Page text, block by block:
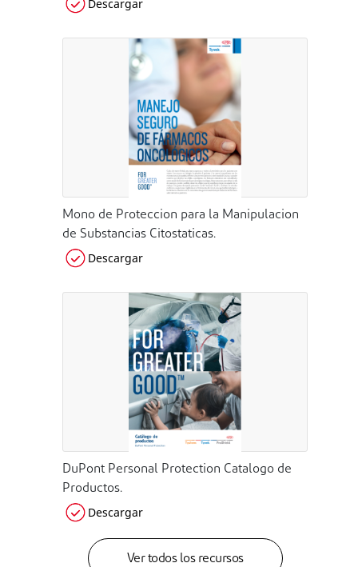
Descargar
Mono de Proteccion para la Manipulacion
de Substancias Citostaticas.
Descargar
DuPont Personal Protection Catalogo de
Productos.
Descargar
Ver todos los recursos